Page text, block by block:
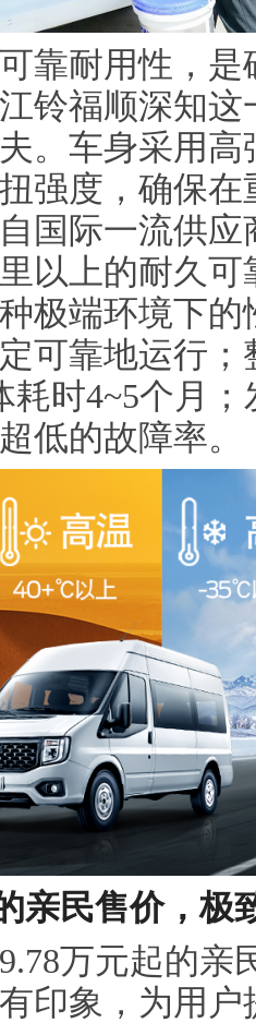
靠耐用性，
铃福顺深知
。车身采用
强度，确保
国际一流供
以上的耐久
极端环境下
可靠地运行
耗时4~5个月
低的故障率。
亲民售价，极
万元起的亲
印象，为用